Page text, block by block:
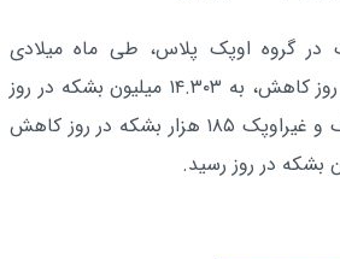
در گروه اوپک پلاس، طی ماه میلادی
گذشته، با ۹۰۰۰ بشکه در روز کاهش، به ۱۴.۳۰۳ میلیون بشکه در روز
رسید. مجموع تولید اوپک و غیراوپک ۱۸۵ هزار بشکه در روز کاهش